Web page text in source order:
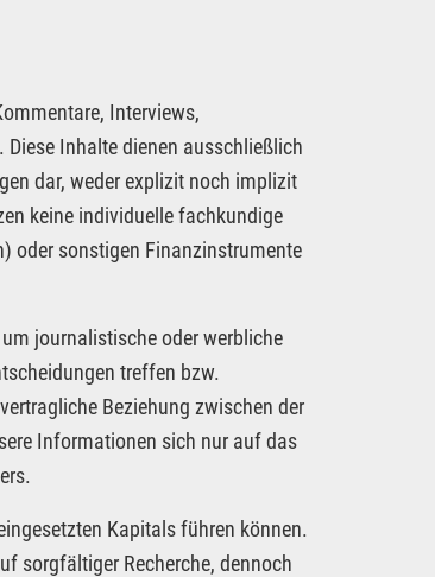
Interviews,
Inhalte dienen ausschließlich
dar, weder explizit noch implizit
keine individuelle fachkundige
oder sonstigen Finanzinstrumente
journalistische oder werbliche
treffen bzw.
Beziehung zwischen der
Informationen sich nur auf das
Kapitals führen können.
sorgfältiger Recherche, dennoch